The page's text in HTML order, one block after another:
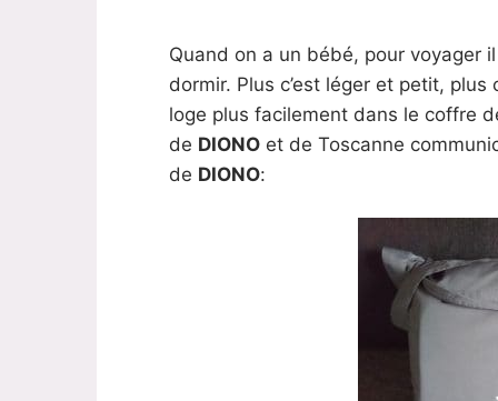
Quand on a un bébé, pour voyager
dormir. Plus c’est léger et petit,
loge plus facilement dans le coffre
de DIONO et de Toscanne
de DIONO: